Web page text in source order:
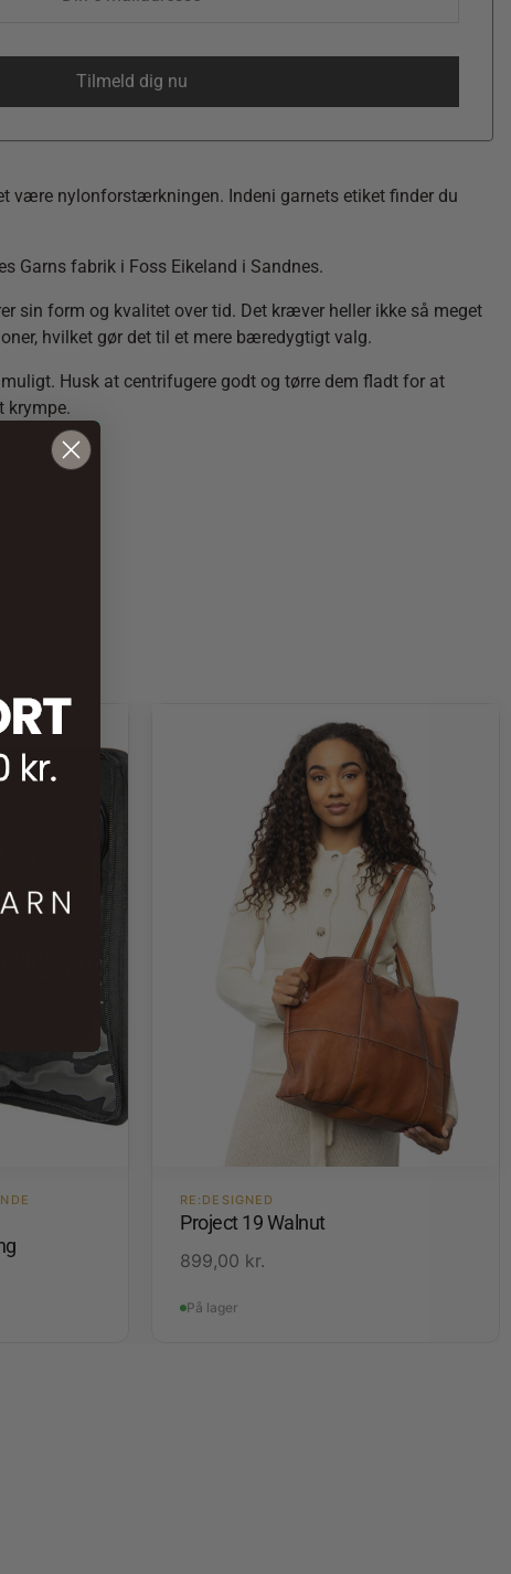
være nylonforstærkningen. Indeni garnets etiket finder du
Garns fabrik i Foss Eikeland i Sandnes.
sin form og kvalitet over tid. Det kræver heller ikke så meget
hvilket gør det til et mere bæredygtigt valg.
Husk at centrifugere godt og tørre dem fladt for at
krympe.
RE:DESIGNED
Project 19 Walnut
899,00 kr.
På lager